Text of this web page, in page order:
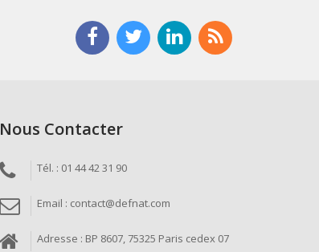
Nous Contacter
Tél. : 01 44 42 31 90
Email : contact@defnat.com
Adresse : BP 8607, 75325 Paris cedex 07